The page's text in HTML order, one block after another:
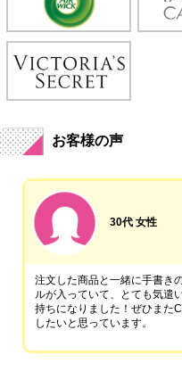
お客様の声
30代 女性
注文した商品と一緒に手書き
ルが入っていて、とても気遣
持ちになりました！ぜひまた
したいと思っています。